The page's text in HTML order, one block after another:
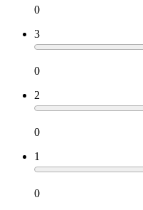
0
3
0
2
0
1
0